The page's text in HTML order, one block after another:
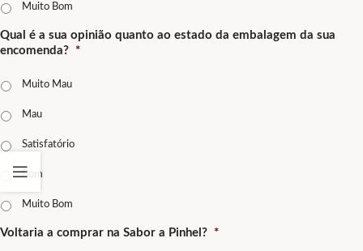
Muito Bom
Qual é a sua opinião quanto ao estado da embalagem da sua
encomenda? *
Muito Mau
Mau
Satisfatório
Bom
Muito Bom
Voltaria a comprar na Sabor a Pinhel? *